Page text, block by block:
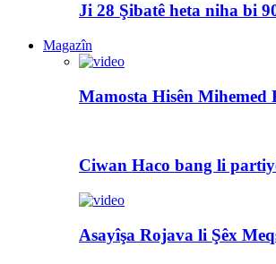
Ji 28 Şibatê heta niha bi
Magazîn
Mamosta Hisên Mihemed
Ciwan Haco bang li
Asayîşa Rojava li Şêx